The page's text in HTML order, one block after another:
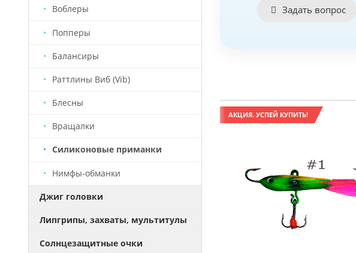
Воблеры
Попперы
Балансиры
Раттлины Виб (Vib)
Блесны
Вращалки
Силиконовые приманки
Нимфы-обманки
Джиг головки
Липгрипы, захваты, мультитулы
Солнцезащитные очки
Задать вопрос
АКЦИЯ. УСПЕЙ КУПИТЬ!